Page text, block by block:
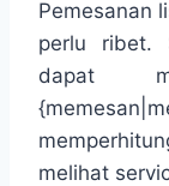
Pemesanan
perlu ribet.
dapat
melihat